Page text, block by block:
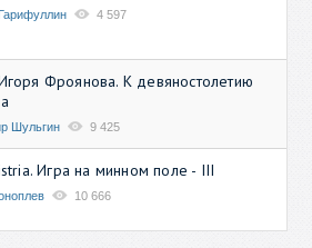
4 597
Фроянова. К девяностолетию
Шульгин 9 425
Игра на минном поле - III
10 666